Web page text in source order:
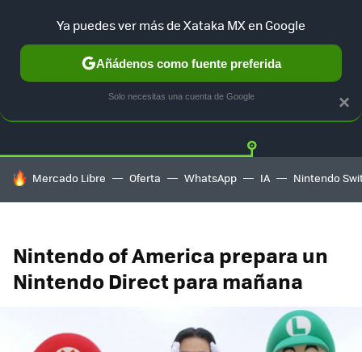
Twitter
HOY SE HABLA DE
Mercado Libre Oferta WhatsApp IA Nintendo
Nintendo of America prepara un
×
Ya puedes ver más de Xataka MX en Google
Añádenos como fuente preferida
Solo necesitas una cuenta de Google